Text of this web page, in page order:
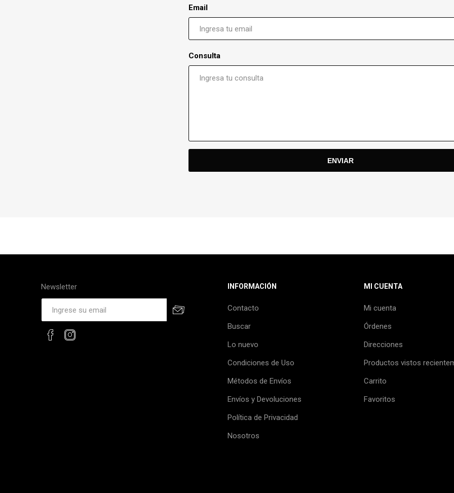
Email
Consulta
Newsletter INFORMACIÓN
Contacto
Buscar
Lo nuevo
Condiciones de Uso
Métodos de Envíos
Envíos y Devoluciones
Política de Privacidad
Nosotros
MI CUENTA
Mi cuenta
Órdenes
Direcciones
Productos vistos
Carrito
Favoritos